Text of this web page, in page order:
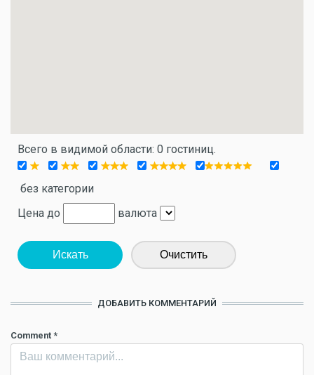
Всего в видимой области: 0 гостиниц.
без категории
Цена до
валюта
Искать Очистить
ДОБАВИТЬ КОММЕНТАРИЙ
Comment *